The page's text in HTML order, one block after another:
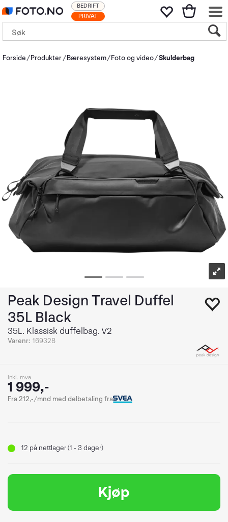
PRIVAT
BEDRIFT
Forside Produkter Bæresystem Foto og video Skulderbag
Peak Design Travel Duffel
35L Black
35L. Klassisk duffelbag. V2
Varenr: 169328
inkl. mva
1 999,-
Fra 212,-/mnd med delbetaling fra
12 på nettlager (1 - 3 dager)
Kjøp